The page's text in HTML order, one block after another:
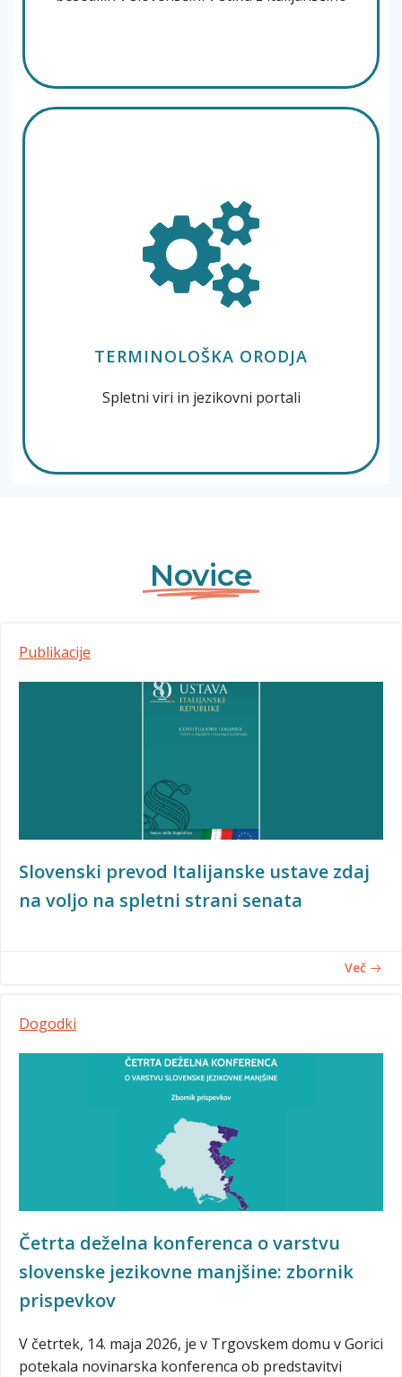
TERMINOLOŠKA ORODJA
Spletni viri in jezikovni portali
Novice
Publikacije
Slovenski prevod Italijanske ustave zdaj
na voljo na spletni strani senata
Več
Dogodki
Četrta deželna konferenca o varstvu
slovenske jezikovne manjšine: zbornik
prispevkov
V četrtek, 14. maja 2026, je v Trgovskem domu v Gorici
potekala novinarska konferenca ob predstavitvi